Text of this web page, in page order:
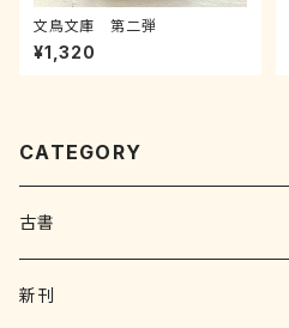
文鳥文庫 第二弾
¥1,320
CATEGORY
古書
写真集 画集
新刊